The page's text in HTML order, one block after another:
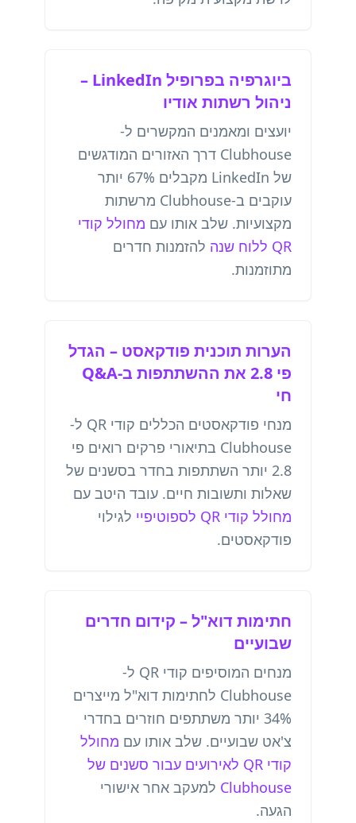
ביוגרפיה בפרופיל LinkedIn –
ניהול רשתות אודיו
יועצים ומאמנים המקשרים ל-
Clubhouse דרך האזורים המודגשים
של LinkedIn מקבלים 67% יותר
עוקבים ב-Clubhouse מרשתות
מקצועיות. שלב אותו עם מחולל קודי
QR ללוח שנה
להזמנות חדרים
מתוזמנות.
הערות תוכנית פודקאסט – הגדל
פי 2.8 את ההשתתפות ב-Q&A
חי
מנחי פודקאסטים הכללים קודי QR ל-
Clubhouse בתיאורי פרקים רואים פי
2.8 יותר השתתפות בחדר בסשנים של
שאלות ותשובות חיים. עובד היטב עם
מחולל קודי QR לספוטיפיי
לגילוי
פודקאסטים.
חתימות דוא"ל – קידום חדרים
שבועיים
מנחים המוסיפים קודי QR ל-
Clubhouse לחתימות דוא"ל מייצרים
34% יותר משתתפים חוזרים בחדרי
צ'אט שבועיים. שלב אותו עם מחולל
קודי QR לאירועים עבור סשנים של
Clubhouse למעקב אחר אישורי
הגעה.